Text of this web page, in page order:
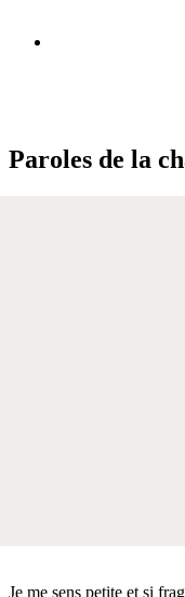
Paroles de la
Je me sens petite et si